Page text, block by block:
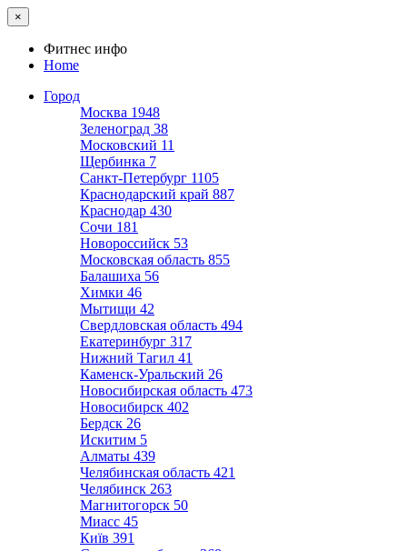
×
Фитнес инфо
Home
Город
Москва 1948
Зеленоград 38
Московский 11
Щербинка 7
Санкт-Петербург 1105
Краснодарский край 887
Краснодар 430
Сочи 181
Новороссийск 53
Московская область 855
Балашиха 56
Химки 46
Мытищи 42
Свердловская область 494
Екатеринбург 317
Нижний Тагил 41
Каменск-Уральский 26
Новосибирская область 473
Новосибирск 402
Бердск 26
Искитим 5
Алматы 439
Челябинская область 421
Челябинск 263
Магнитогорск 50
Миасс 45
Київ 391